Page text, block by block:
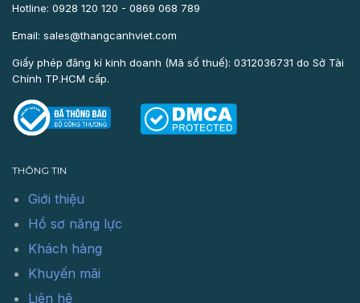
Hotline: 0928 120 120 - 0869 068 789
Email: sales@thangcanhviet.com
Giấy phép đăng kí kinh doanh (Mã số thuế): 0312036731 do Sở Tài
Chính TP.HCM cấp.
THÔNG TIN
Giới thiệu
Hồ sơ năng lực
Khách hàng
Khuyến mãi
Liên hệ